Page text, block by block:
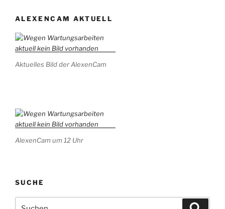
ALEXENCAM AKTUELL
Aktuelles Bild der AlexenCam
AlexenCam um 12 Uhr
SUCHE